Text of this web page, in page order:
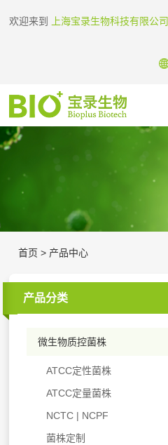
欢迎来到 上海宝录生物科技有限公司
首页 > 产品中心
产品分类
微生物质控菌株
ATCC定性菌株
ATCC定量菌株
NCTC | NCPF
菌株定制